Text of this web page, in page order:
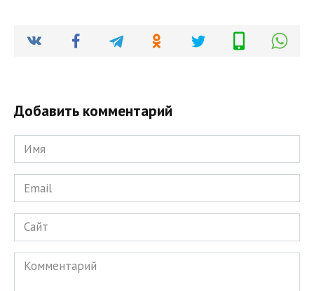
Добавить комментарий
Имя
*
Email
*
Сайт
Комментарий